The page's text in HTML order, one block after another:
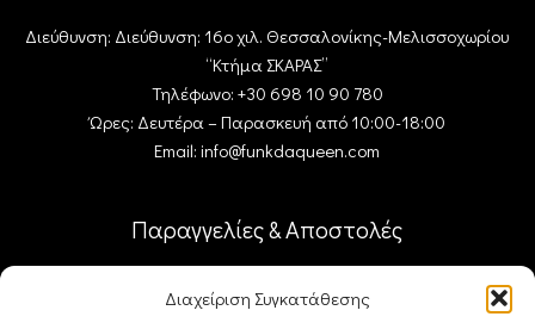
Διαχείριση Συγκατάθεσης
Διεύθυνση: Διεύθυνση: 16ο χιλ. Θεσσαλονίκης-Μελισσοχωρίου
“Κτήμα ΣΚΑΡΑΣ”
Τηλέφωνο: +30 698 10 90 780
Ώρες: Δευτέρα – Παρασκευή από 10:00-18:00
Email: info@funkdaqueen.com
Παραγγελίες & Αποστολές
Καλάθι